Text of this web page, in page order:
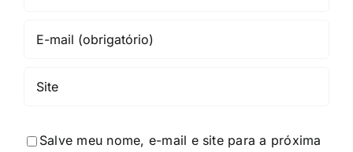
Salve meu nome, e-mail e site para a próxima